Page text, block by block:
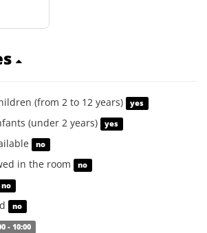
(from 2 to 12 years) yes
(under 2 years) yes
no
in the room no
no
no
- 10:00